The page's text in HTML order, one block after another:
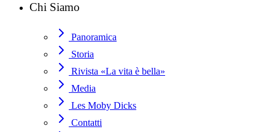
Chi Siamo
Panoramica
Storia
Rivista «La vita è bella»
Media
Les Moby Dicks
Contatti